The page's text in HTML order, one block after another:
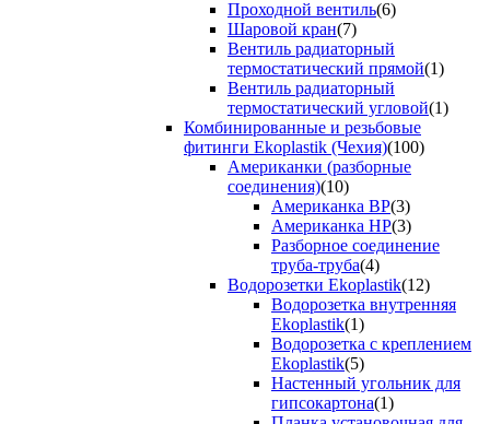
Проходной вентиль(6)
Шаровой кран(7)
Вентиль радиаторный
термостатический прямой(1)
Вентиль радиаторный
термостатический угловой(1)
Комбинированные и резьбовые
фитинги Ekoplastik (Чехия)(100)
Американки (разборные
соединения)(10)
Американка ВР(3)
Американка НР(3)
Разборное соединение
труба-труба(4)
Водорозетки Ekoplastik(12)
Водорозетка внутренняя
Ekoplastik(1)
Водорозетка с креплением
Ekoplastik(5)
Настенный угольник для
гипсокартона(1)